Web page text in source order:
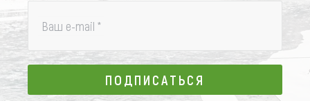
Ваш e-mail *
ПОДПИСАТЬСЯ